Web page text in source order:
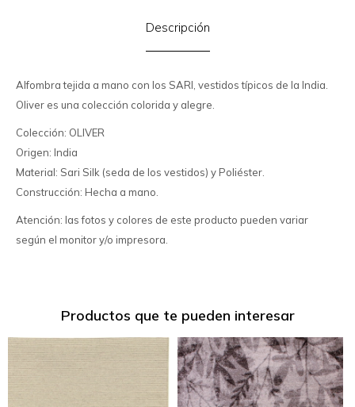
Descripción
Alfombra tejida a mano con los SARI, vestidos típicos de la India.
Oliver es una colección colorida y alegre.
Colección: OLIVER
Origen: India
Material: Sari Silk (seda de los vestidos) y Poliéster.
Construcción: Hecha a mano.
Atención: las fotos y colores de este producto pueden variar
según el monitor y/o impresora.
Productos que te pueden interesar